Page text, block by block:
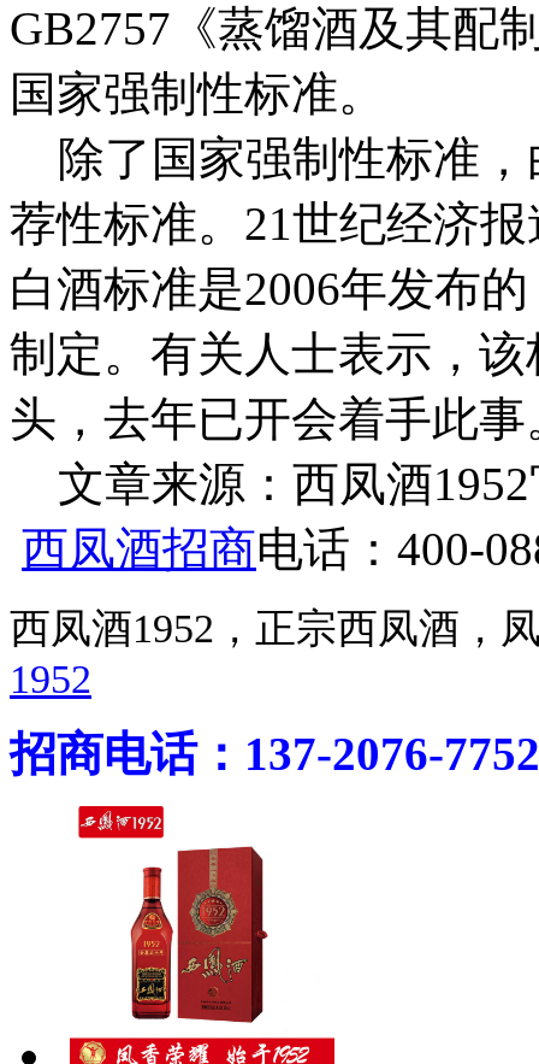
GB2757《蒸馏酒及其配
国家强制性标准。
除了国家强制性标准，
荐性标准。21世纪经济
白酒标准是2006年发布
制定。有关人士表示，
头，去年已开会着手此事
文章来源：西凤酒
西凤酒招商电话：400-
西凤酒1952，正宗西凤酒
1952
招商电话：137-2076-7752